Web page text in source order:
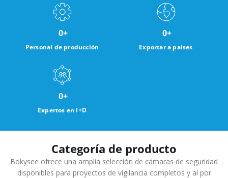
Personal de producción
0+
Exportar a países
0+
Expertos en I+D
0+
Categoría de producto
Bokysee ofrece una amplia selección de cámaras de seguridad
disponibles para proyectos de vigilancia completos y al por